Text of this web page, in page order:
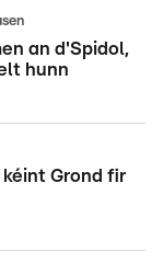
an d'Spidol,
hunn
Grond fir